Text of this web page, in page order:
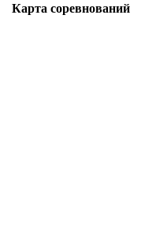
Карта соревнований